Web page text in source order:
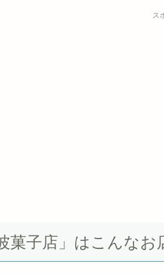
ス
菓子店」はこんなお